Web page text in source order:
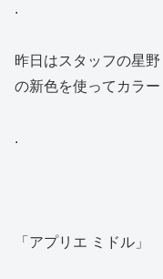
.
昨日はスタッフの星
の新色を使ってカラー
.
「アプリエ ミドル」